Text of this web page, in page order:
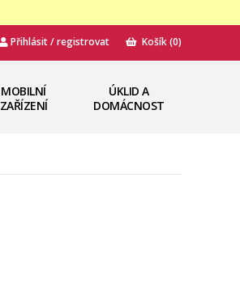
Přihlásit / registrovat Košík(0)
MOBILNÍ
ZAŘÍZENÍ
ÚKLID A
DOMÁCNOST